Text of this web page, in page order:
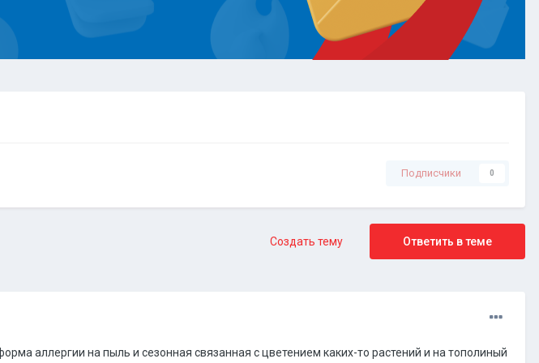
Подписчики 0
Ответить в теме
Создать тему
аллергии на пыль и сезонная связанная с цветением каких-то растений и на тополиный